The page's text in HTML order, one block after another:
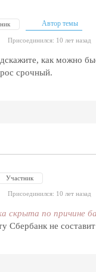
Автор темы
Присоединился: 10 лет назад
как можно
срочный.
Участник
Присоединился: 10 лет назад
скрыта по причине
Сбербанк не